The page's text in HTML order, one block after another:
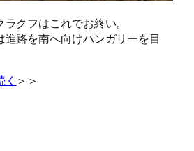
ラクフはこれでお終い。
進路を南へ向けハンガリーを目
＞＞